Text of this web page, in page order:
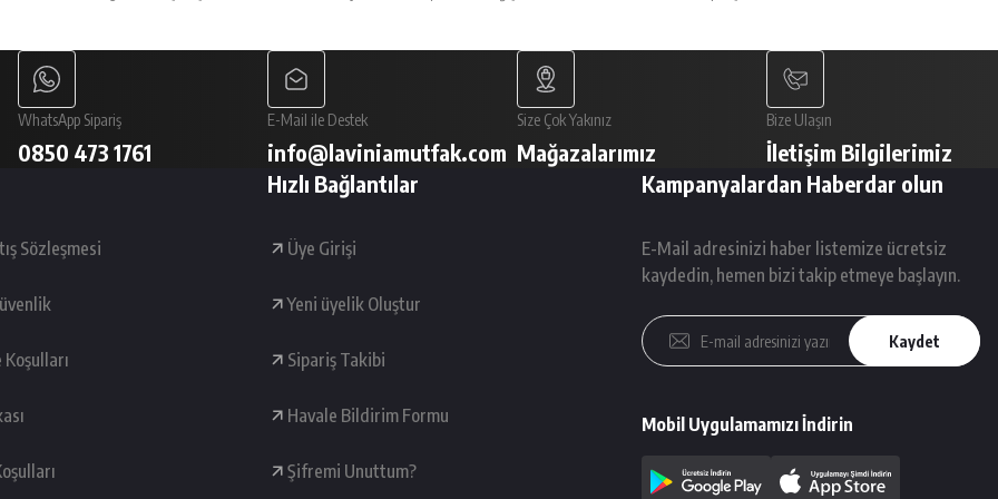
WhatsApp Sipariş
0850 473 1761
E-Mail ile Destek
info@laviniamutfak.com
Size Çok Yakınız
Mağazalarımız
Bize Ulaşın
İletişim Bilgilerimiz
Sözleşmesi
Hızlı Bağlantılar
Üye Girişi
Yeni üyelik Oluştur
Sipariş Takibi
Havale Bildirim Formu
Şifremi Unuttum?
Kampanyalardan Haberdar olun
E-Mail adresinizi haber listemize ücretsiz
kaydedin, hemen bizi takip etmeye başlayın.
Kaydet
Mobil Uygulamamızı İndirin